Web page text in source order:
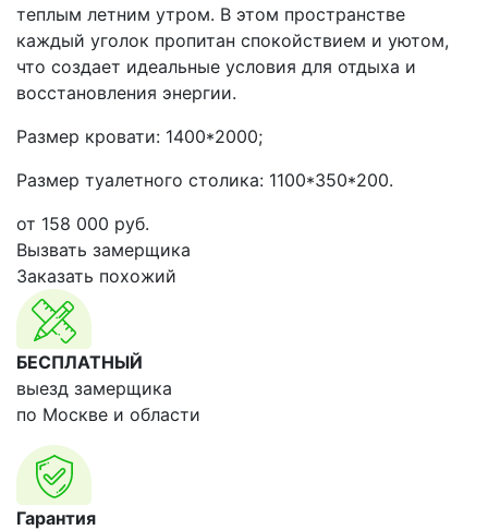
теплым летним утром. В этом пространстве
каждый уголок пропитан спокойствием и уютом,
что создает идеальные условия для отдыха и
восстановления энергии.
Размер кровати: 1400*2000;
Размер туалетного столика: 1100*350*200.
от 158 000 руб.
Вызвать замерщика
Заказать похожий
БЕСПЛАТНЫЙ
выезд замерщика
по Москве и области
Гарантия